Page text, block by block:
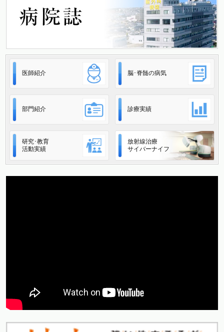
医師紹介 脳･脊髄の病気
部門紹介 診療実績
研究･教育
活動実績
放射線治療
サイバーナイフ